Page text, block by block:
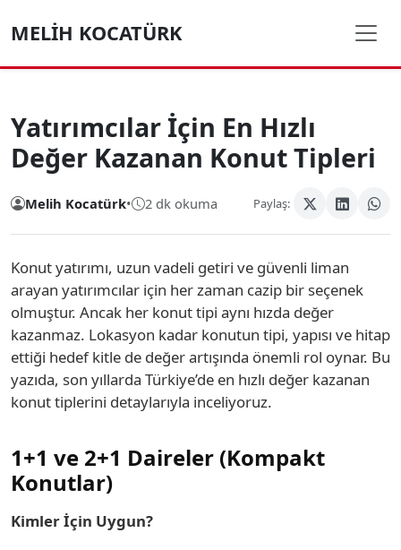
MELIH KOCATÜRK
Yatırımcılar İçin En Hızlı
Değer Kazanan Konut Tipleri
Melih Kocatürk• 2 dk okuma Paylaş:
Konut yatırımı, uzun vadeli getiri ve güvenli liman
arayan yatırımcılar için her zaman cazip bir seçenek
olmuştur. Ancak her konut tipi aynı hızda değer
kazanmaz. Lokasyon kadar konutun tipi, yapısı ve hitap
ettiği hedef kitle de değer artışında önemli rol oynar. Bu
yazıda, son yıllarda Türkiye’de en hızlı değer kazanan
konut tiplerini detaylarıyla inceliyoruz.
1+1 ve 2+1 Daireler (Kompakt
Konutlar)
Kimler İçin Uygun?